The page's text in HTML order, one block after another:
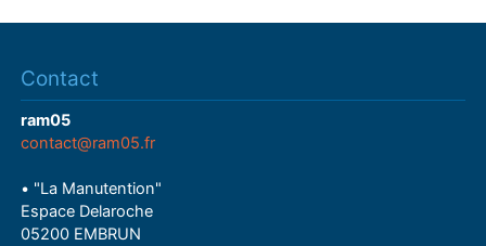
Contact
ram05
contact@ram05.fr
• "La Manutention"
Espace Delaroche
05200 EMBRUN